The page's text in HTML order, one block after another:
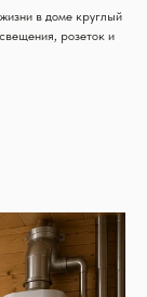
в доме круглый
розеток и